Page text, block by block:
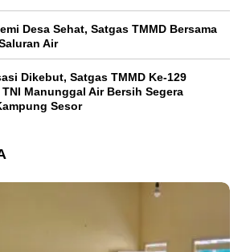
Desa Sehat, Satgas TMMD Bersama
Air
Dikebut, Satgas TMMD Ke-129
Manunggal Air Bersih Segera
Sesor